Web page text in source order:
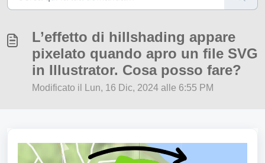
L’effetto di hillshading appare
pixelato quando apro un file SVG
in Illustrator. Cosa posso fare?
Modificato il Lun, 16 Dic, 2024 alle 6:55 PM